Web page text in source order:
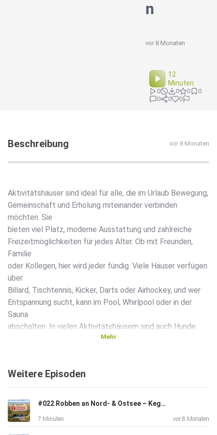
n
vor 8 Monaten
12
Minuten
0 0 0
0
0
0 0
Beschreibung vor 8 Monaten
Aktivitätshäuser sind ideal für alle, die im Urlaub Bewegung,
Gemeinschaft und Erholung miteinander verbinden
möchten. Sie
bieten viel Platz, moderne Ausstattung und zahlreiche
Freizeitmöglichkeiten für jedes Alter. Ob mit Freunden,
Familie
oder Kollegen, hier wird jeder fündig. Viele Häuser verfügen
über
Billard, Tischtennis, Kicker, Darts oder Airhockey, und wer
Entspannung sucht, kann im Pool, Whirlpool oder in der
Sauna
abschalten. In vielen Aktivitätshäusern sind auch Hunde
willkommen, sodass der Urlaub mit allen
Gruppenreisen, Familienfeiern oder Firmenveranstaltungen,
Raum für gemeinsame Aktivitäten und Rückzug zugleich
bieten. In
Dänemark und Norddeutschland finden sich zahlreiche
Mehr
Weitere Episoden
#022 Robben an Nord- & Ostsee – Kegelrobben & Seehunde 🦭 | Naturerlebnis am Meer
7 Minuten vor 8 Monaten